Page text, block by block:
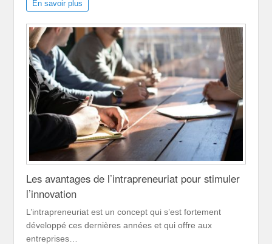
En savoir plus
Les avantages de l’intrapreneuriat pour stimuler
l’innovation
L’intrapreneuriat est un concept qui s’est fortement
développé ces dernières années et qui offre aux
entreprises…